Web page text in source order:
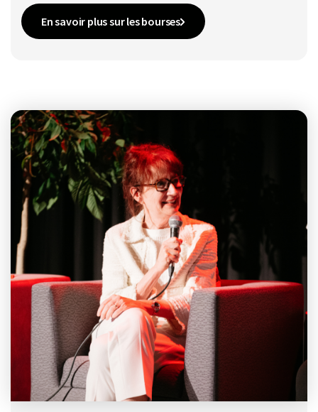
En savoir plus sur les bourses